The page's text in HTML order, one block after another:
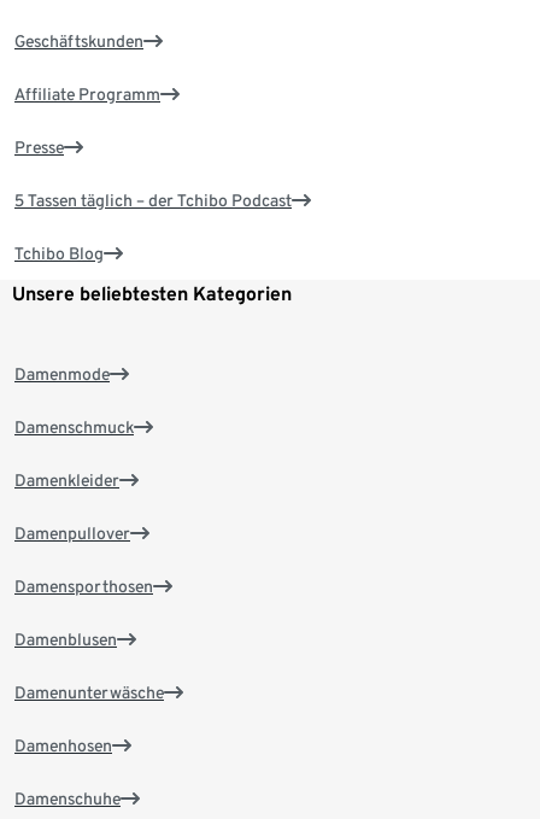
Geschäftskunden
Affiliate Programm
Presse
5 Tassen täglich – der Tchibo Podcast
Tchibo Blog
Unsere beliebtesten Kategorien
Damenmode
Damenschmuck
Damenkleider
Damenpullover
Damensporthosen
Damenblusen
Damenunterwäsche
Damenhosen
Damenschuhe